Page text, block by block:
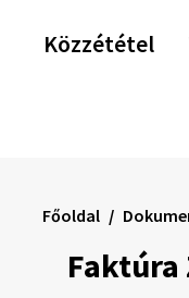
Közzététel
Faktúra
Főoldal